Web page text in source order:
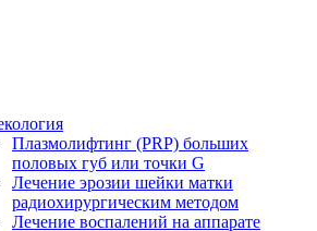
Плазмолифтинг (PRP) больших
половых губ или точки G
Лечение эрозии шейки матки
радиохирургическим методом
Лечение воспалений на аппарате